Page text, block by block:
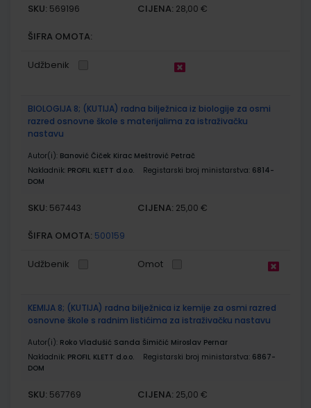
SKU: 569196 CIJENA: 28,00 €
ŠIFRA OMOTA:
Udžbenik
BIOLOGIJA 8; (KUTIJA) radna bilježnica iz biologije za osmi
razred osnovne škole s materijalima za istraživačku
nastavu
Autor(i): Banović Čiček Kirac Meštrović Petrač
Nakladnik: PROFIL KLETT d.o.o. Registarski broj ministarstva: 6814-
DOM
SKU: 567443 CIJENA: 25,00 €
ŠIFRA OMOTA: 500159
Udžbenik Omot
KEMIJA 8; (KUTIJA) radna bilježnica iz kemije za osmi razred
osnovne škole s radnim listićima za istraživačku nastavu
Autor(i): Roko Vladušić Sanda Šimičić Miroslav Pernar
Nakladnik: PROFIL KLETT d.o.o. Registarski broj ministarstva: 6867-
DOM
SKU: 567769 CIJENA: 25,00 €